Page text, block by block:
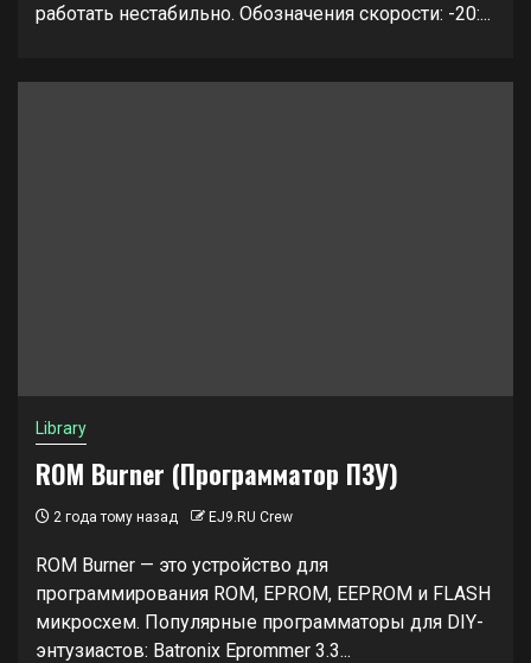
работать нестабильно. Обозначения скорости: -20:...
Library
ROM Burner (Программатор ПЗУ)
2 года тому назад EJ9.RU Crew
ROM Burner — это устройство для
программирования ROM, EPROM, EEPROM и FLASH
микросхем. Популярные программаторы для DIY-
энтузиастов: Batronix Eprommer 3.3...